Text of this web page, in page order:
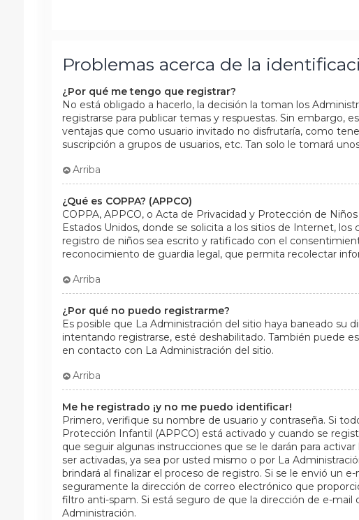
Problemas acerca de la
¿Por qué me tengo que registrar?
No está obligado a hacerlo, la decisión la toman los
registrarse para publicar temas y respuestas. Sin embargo,
ventajas que como usuario invitado no disfrutaría, como
suscripción a grupos de usuarios, etc. Tan solo le tomará
Arriba
¿Qué es COPPA? (APPCO)
COPPA, APPCO, o Acta de Privacidad y Protección de
Estados Unidos, donde se solicita a los sitios de Internet,
registro de niños sea escrito y ratificado con el
reconocimiento de guardia legal, que permita recolectar
Arriba
¿Por qué no puedo registrarme?
Es posible que La Administración del sitio haya baneado su
intentando registrarse, esté deshabilitado. También puede
en contacto con La Administración del sitio.
Arriba
Me he registrado ¡y no me puedo identificar!
Primero, verifique su nombre de usuario y contraseña. Si
Protección Infantil (APPCO) está activado y cuando se
que seguir algunas instrucciones que se le darán para
ser activadas, ya sea por usted mismo o por La
brindará al finalizar el proceso de registro. Si se le envió un
seguramente la dirección de correo electrónico que
filtro anti-spam. Si está seguro de que la dirección de e-
Administración.